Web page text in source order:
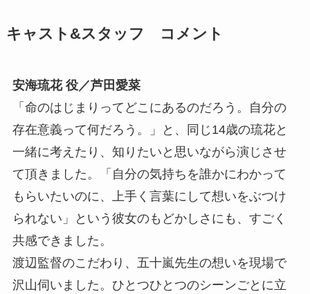
キャスト&スタッフ コメント
安海琉花 役／芦田愛菜
「命のはじまりってどこにあるのだろう。自分の
存在意義って何だろう。」と、同じ14歳の琉花と
一緒に考えたり、知りたいと思いながら演じさせ
て頂きました。「自分の気持ちを誰かにわかって
もらいたいのに、上手く言葉にして想いをぶつけ
られない」という彼女のもどかしさにも、すごく
共感できました。
渡辺監督のこだわり、五十嵐先生の想いを現場で
沢山伺いました。ひとつひとつのシーンごとに立